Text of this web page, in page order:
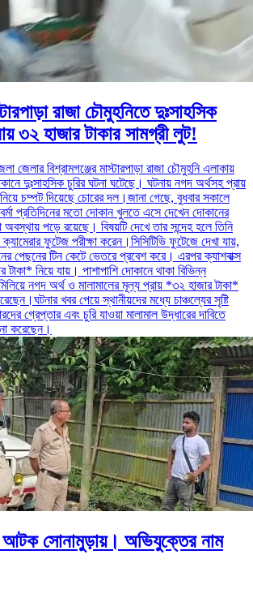
রাজা চৌমুহনিতে দুঃসাহসিক
৩২ হাজার টাকার সামগ্রী লুট!
জেলার বিশ্রামগঞ্জের মাস্টারপাড়া রাজা চৌমুহনি এলাকায়
দুঃসাহসিক চুরির ঘটনা ঘটেছে। ঘটনায় নগদ অর্থসহ প্রায়
নিয়ে চম্পট দিয়েছে চোরের দল।জানা গেছে, বুধবার সকালে
প্রতিদিনের মতো দোকান খুলতে এসে দেখেন দোকানের
পড়ে রয়েছে। বিষয়টি দেখে তার সন্দেহ হলে তিনি
ক্যামেরার ফুটেজ পরীক্ষা করেন।সিসিটিভি ফুটেজে দেখা যায়,
পেছনের টিন কেটে ভেতরে প্রবেশ করে। এরপর ক্যাশবাক্স
নিয়ে যায়। পাশাপাশি দোকানে থাকা বিভিন্ন
নগদ অর্থ ও মালামালের মূল্য প্রায় *৩২ হাজার টাকা*
খবর পেয়ে স্থানীয়দের মধ্যে চাঞ্চল্যের সৃষ্টি
গ্রেপ্তার এবং চুরি যাওয়া মালামাল উদ্ধারের দাবিতে
করেছেন।
আটক সোনামুড়ায়। অভিযুক্তের নাম